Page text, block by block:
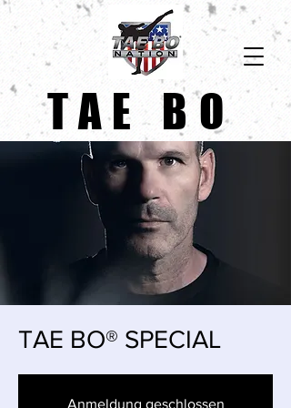
TAE BO
TAE BO® SPECIAL
Anmeldung geschlossen